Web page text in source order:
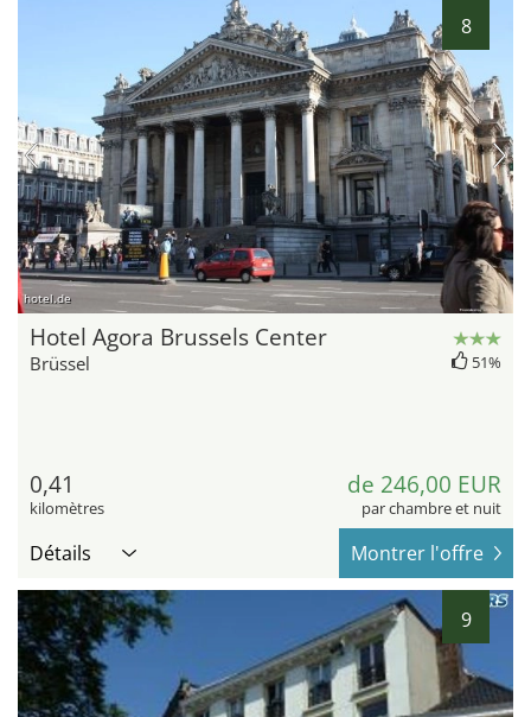
8
hotel.de
Hotel Agora Brussels Center
Brüssel 51%
0,41
kilomètres
de 246,00 EUR
par chambre et nuit
Détails Montrer l'offre
9